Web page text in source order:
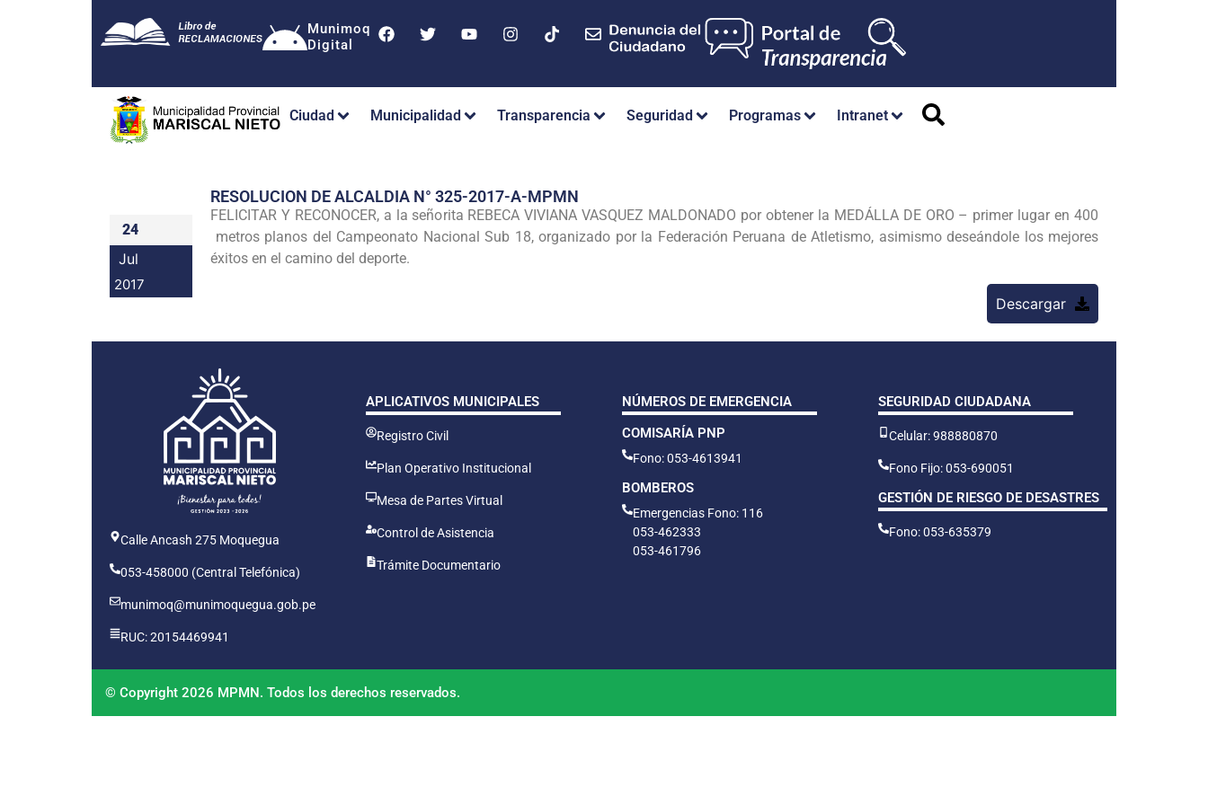
Munimoq
Digital
Ciudad Municipalidad Transparencia Seguridad Programas Intranet
24
Jul
2017
RESOLUCION DE ALCALDIA N° 325-2017-A-MPMN
FELICITAR Y RECONOCER, a la señorita REBECA VIVIANA VASQUEZ MALDONADO por obtener la MEDÁLLA DE ORO – primer lugar en 400
metros planos del Campeonato Nacional Sub 18, organizado por la Federación Peruana de Atletismo, asimismo deseándole los mejores
éxitos en el camino del deporte.
Descargar
Calle Ancash 275 Moquegua
053-458000 (Central Telefónica)
munimoq@munimoquegua.gob.pe
RUC: 20154469941
APLICATIVOS MUNICIPALES
Registro Civil
Plan Operativo Institucional
Mesa de Partes Virtual
Control de Asistencia
Trámite Documentario
NÚMEROS DE EMERGENCIA
COMISARÍA PNP
Fono: 053-4613941
BOMBEROS
Emergencias Fono: 116
053-462333
053-461796
SEGURIDAD CIUDADANA
Celular: 988880870
Fono Fijo: 053-690051
GESTIÓN DE RIESGO DE DESASTRES
Fono: 053-635379
© Copyright 2026 MPMN. Todos los derechos reservados.